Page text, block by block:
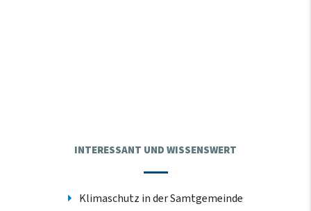
INTERESSANT UND WISSENSWERT
Klimaschutz in der Samtgemeinde